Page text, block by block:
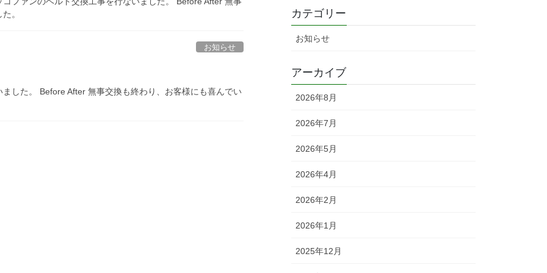
。
お知らせ
した。 Before After 無事交換も終わり、お客様にも喜んでい
カテゴリー
お知らせ
アーカイブ
2026年8月
2026年7月
2026年5月
2026年4月
2026年2月
2026年1月
2025年12月